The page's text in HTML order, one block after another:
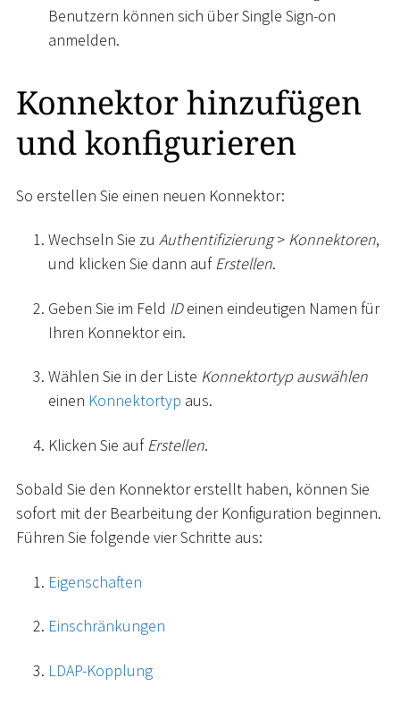
Benutzern können sich über Single Sign-on
anmelden.
Konnektor hinzufügen
und konfigurieren
So erstellen Sie einen neuen Konnektor:
Wechseln Sie zu Authentifizierung > Konnektoren,
und klicken Sie dann aufErstellen.
Geben Sie im Feld IDeinen eindeutigen Namen für
Ihren Konnektor ein.
Wählen Sie in der Liste Konnektortyp auswählen
einen Konnektortyp aus.
Klicken Sie auf Erstellen.
Sobald Sie den Konnektor erstellt haben, können Sie
sofort mit der Bearbeitung der Konfiguration beginnen.
Führen Sie folgende vier Schritte aus:
Eigenschaften
Einschränkungen
LDAP-Kopplung